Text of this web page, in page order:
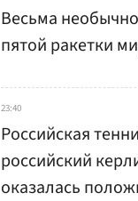
Весьма
пятой ракетки
23:40
Российская
российский
оказалась